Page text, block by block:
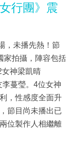
行團》震
，未播先熱！節
家拍攝，陣容包括
神梁凱晴
李蔓瑩。4位女神
，性感度全面升
節目尚未播出已
位製作人相繼離